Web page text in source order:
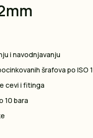
i navodnjavanju
šrafova po ISO
cevi i fitinga
10 bara